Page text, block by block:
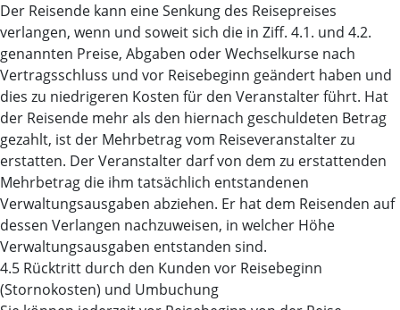
Der Reisende kann eine Senkung des Reisepreises
verlangen, wenn und soweit sich die in Ziff. 4.1. und 4.2.
genannten Preise, Abgaben oder Wechselkurse nach
Vertragsschluss und vor Reisebeginn geändert haben und
dies zu niedrigeren Kosten für den Veranstalter führt. Hat
der Reisende mehr als den hiernach geschuldeten Betrag
gezahlt, ist der Mehrbetrag vom Reiseveranstalter zu
erstatten. Der Veranstalter darf von dem zu erstattenden
Mehrbetrag die ihm tatsächlich entstandenen
Verwaltungsausgaben abziehen. Er hat dem Reisenden auf
dessen Verlangen nachzuweisen, in welcher Höhe
Verwaltungsausgaben entstanden sind.
4.5 Rücktritt durch den Kunden vor Reisebeginn
(Stornokosten) und Umbuchung